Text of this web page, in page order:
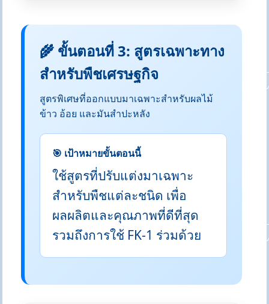
🌾 ขั้นตอนที่ 3: สูตรเฉพาะทาง
สำหรับพืชเศรษฐกิจ
สูตรพิเศษที่ออกแบบมาเฉพาะสำหรับผลไม้
ข้าว อ้อย และมันสำปะหลัง
🎯 เป้าหมายขั้นตอนนี้
ใช้สูตรที่ปรับแต่งมาเฉพาะ
สำหรับพืชแต่ละชนิด เพื่อ
ผลผลิตและคุณภาพที่ดีที่สุด
รวมถึงการใช้ FK-1 ร่วมด้วย